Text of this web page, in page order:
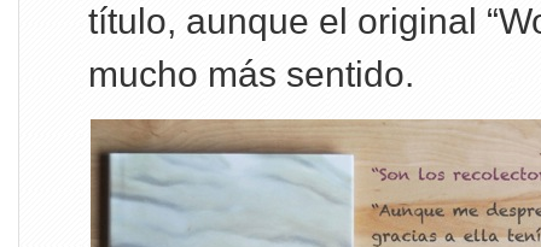
título, aunque el original
mucho más sentido.